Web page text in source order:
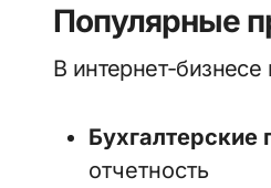
Популярные
В интернет-
отчетность